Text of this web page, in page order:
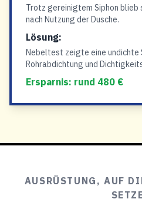
Trotz gereinigtem Siphon blieb
nach Nutzung der Dusche.
Lösung:
Nebeltest zeigte eine undichte
Rohrabdichtung und
Ersparnis: rund 480 €
AUSRÜSTUNG, AUF